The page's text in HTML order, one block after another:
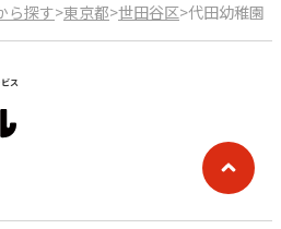
ら探す>東京都>世田谷区>代田幼稚園
ス